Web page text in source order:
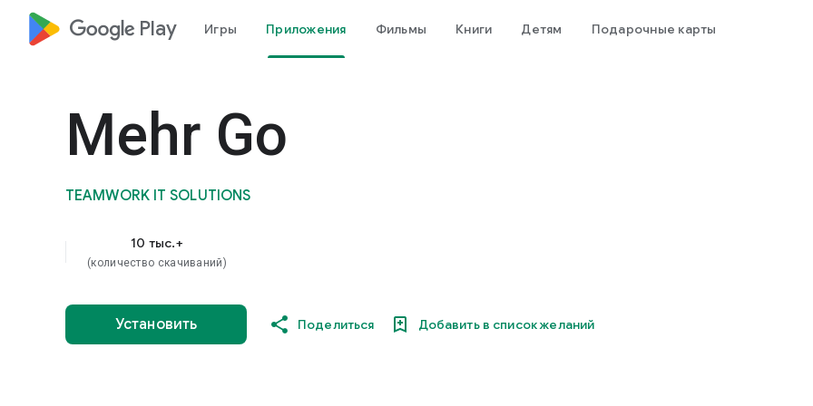
google_logo Play Игры Приложения Фильмы Книги Детям Подарочные карты
Mehr Go
TEAMWORK IT SOLUTIONS
10 тыс.+
(количество скачиваний)
Установить Поделиться Добавить в список желаний